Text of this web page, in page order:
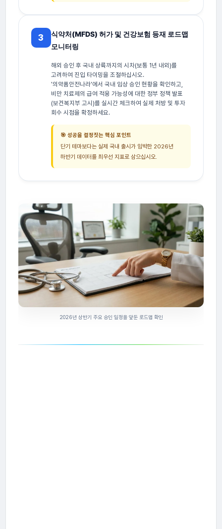
3
식약처(MFDS) 허가 및 건강보험 등재 로드맵
모니터링
해외 승인 후 국내 상륙까지의 시차(보통 1년 내외)를
고려하여 진입 타이밍을 조절하십시오.
'의약품안전나라'에서 국내 임상 승인 현황을 확인하고,
비만 치료제의 급여 적용 가능성에 대한 정부 정책 발표
(보건복지부 고시)를 실시간 체크하여 실제 처방 및 투자
회수 시점을 확정하세요.
🎯 성공을 결정짓는 핵심 포인트
단기 테마보다는 실제 국내 출시가 임박한 2026년
하반기 데이터를 최우선 지표로 삼으십시오.
2026년 상반기 주요 승인 일정을 앞둔 로드맵 확인